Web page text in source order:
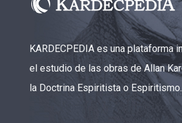
CAPÍTULO XXIII - Moral extraña
CAPÍTULO XXIV - No pongáis la
CAPÍTULO XXV - Buscad y
CAPÍTULO XXVI - Dad
KARDECPEDIA es una plataforma
el estudio de las obras de Allan
la Doctrina Espiritista o Espiritismo.